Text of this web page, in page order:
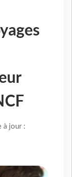
à jour :